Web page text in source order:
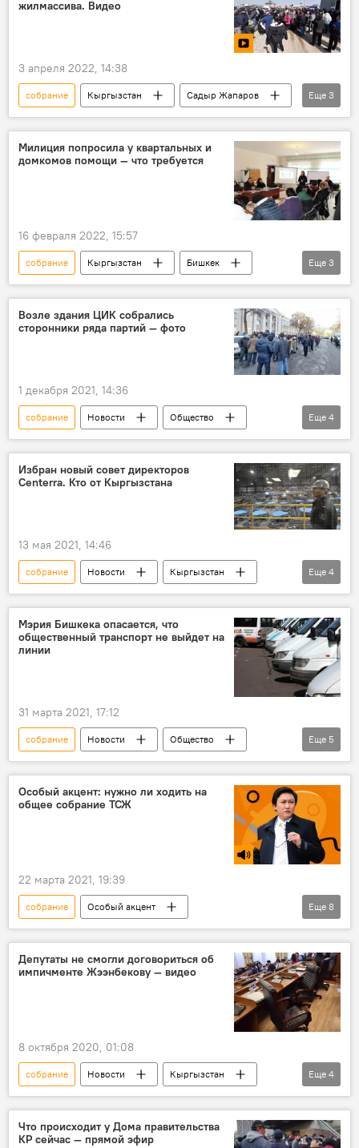
жилмассива. Видео
3 апреля 2022, 14:38
собрание Кыргызстан
Садыр Жапаров
жилмассив
жители обращение
Еще 3
Милиция попросила у квартальных и
домкомов помощи — что требуется
16 февраля 2022, 15:57
собрание Кыргызстан
Бишкек
милиция
наркотики домком
Еще 3
Возле здания ЦИК собрались
сторонники ряда партий — фото
1 декабря 2021, 14:36
собрание Новости
Общество
Кыргызстан
Центральная избирательная комиссия
партия
сторонники
Еще 4
Избран новый совет директоров
Centerra. Кто от Кыргызстана
13 мая 2021, 14:46
собрание Новости
Кыргызстан
экономика
Centerra Gold Inc
акционер
Еще 4
Мэрия Бишкека опасается, что
общественный транспорт не выйдет на
линии
31 марта 2021, 17:12
собрание Новости
Общество
Кыргызстан
Бишкек
Мэрия города Бишкек
общественный транспорт
Еще 5
Особый акцент: нужно ли ходить на
общее собрание ТСЖ
22 марта 2021, 19:39
собрание
Особый акцент
Радио Sputnik Кыргызстан
Кыргызстан
жилье
устав
право обязанности
Еще 8
Депутаты не смогли договориться об
импичменте Жээнбекову — видео
8 октября 2020, 01:08
собрание Новости
Кыргызстан
Политика
депутат
Жогорку Кенеш
Ситуация в Кыргызстане после парламентских выборов
Еще 4
Что происходит у Дома правительства
КР сейчас — прямой эфир